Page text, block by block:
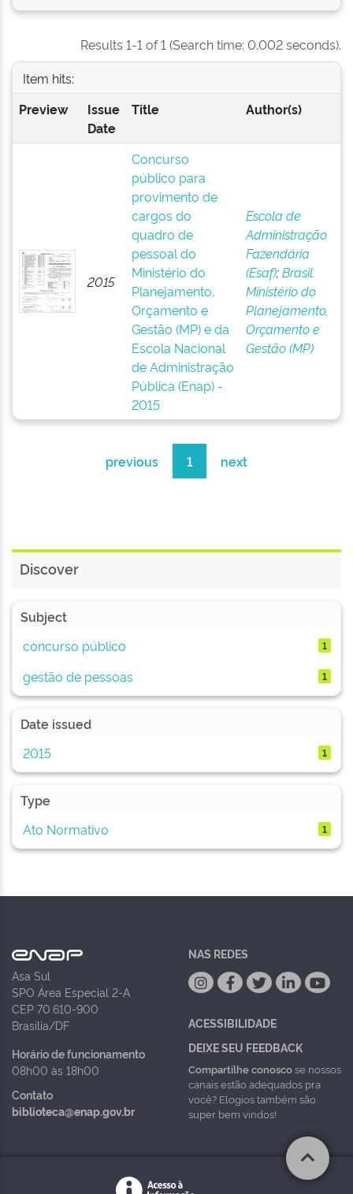
Results 1-1 of 1 (Search time: 0.002 seconds).
Item hits:
Preview
Issue
Date
Title Author(s)
2015
Concurso
público para
provimento de
cargos do
quadro de
pessoal do
Ministério do
Planejamento,
Orçamento e
Gestão (MP) e da
Escola Nacional
de Administração
Pública (Enap) -
2015
Escola de
Administração
Fazendária
(Esaf);Brasil.
Ministério do
Planejamento,
Orçamento e
Gestão (MP)
previous 1 next
Discover
Subject
concurso público
1
gestão de pessoas 1
Date issued
2015
1
Type
Ato Normativo
1
Asa Sul
SPO Área Especial 2-A
CEP 70.610-900
Brasília/DF
Horário de funcionamento
08h00 às 18h00
Contato
biblioteca@enap.gov.br
NAS REDES
ACESSIBILIDADE
DEIXE SEU FEEDBACK
Compartilhe conoscose nossos
canais estão adequados pra
você? Elogios também são
super bem vindos!